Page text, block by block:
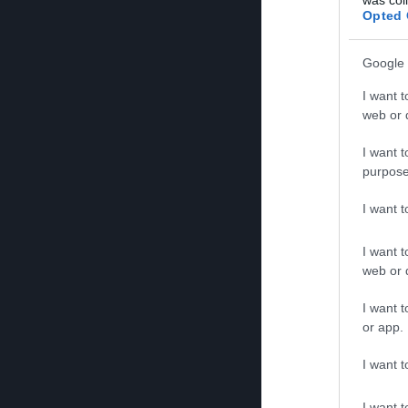
Opted
Google
I want
web or
I want
I want
I want
web or
I want
or app.
I want